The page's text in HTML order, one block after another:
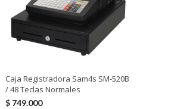
Caja Registradora Sam4s SM-520B
/ 48 Teclas Normales
$749.000